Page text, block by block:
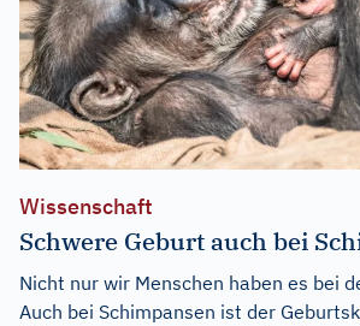
Wissenschaft
Schwere Geburt auch bei
Nicht nur wir Menschen haben es bei
Auch bei Schimpansen ist der